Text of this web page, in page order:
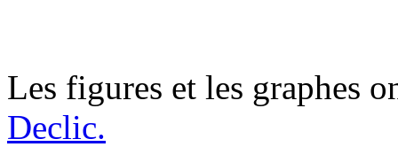
Les figures et les graphes
Declic.